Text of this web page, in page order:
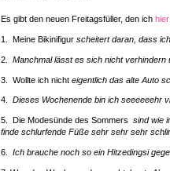
06-
Es gibt den neuen Freitagsfüller, den ich hier
1. Meine Bikinifigur scheitert daran, dass
2. Manchmal lässt es sich nicht verhindern
3. Wollte ich nicht eigentlich das alte Auto
4. Dieses Wochenende bin ich seeeeeehr
5. Die Modesünde des Sommers sind wie
finde schlurfende Füße sehr sehr sehr
6. Ich brauche noch so ein Hitzedingsi